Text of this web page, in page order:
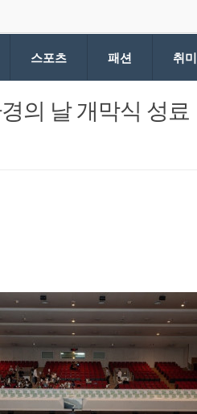
스포츠 패션 취미
의 날 개막식 성료